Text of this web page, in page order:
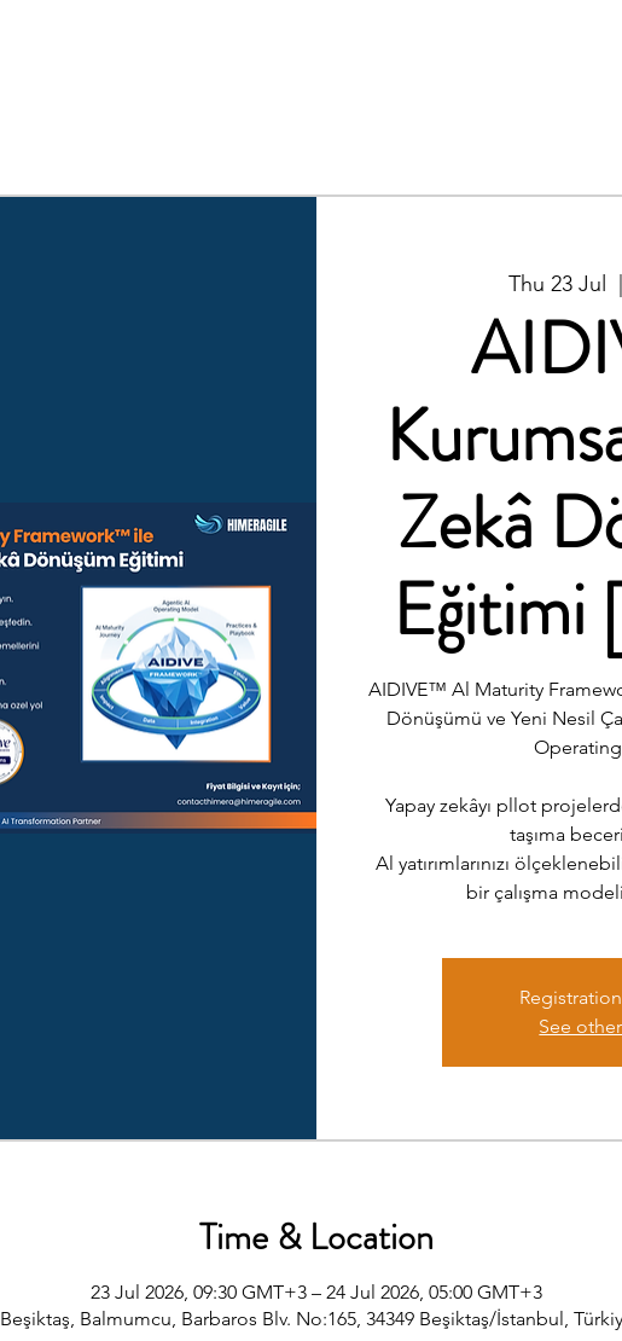
Thu 23 Jul
Zekâ
Eğitimi
AIDIVE™ Al Maturity
Dönüşümü ve Yeni Nesil
Yapay zekâyı pllot
taşıma
Al yatırımlarınızı
bir çalışma
See
Time & Location
23 Jul 2026, 09:30 GMT+3 – 24 Jul 2026, 05:00 GMT+3
Beşiktaş, Balmumcu, Barbaros Blv. No:165, 34349 Beşiktaş/İstanbul,